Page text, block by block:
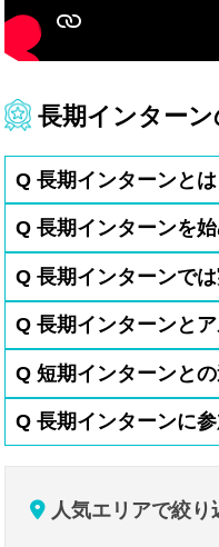
長期インター
Q 長期インターンとは
Q 長期インターンを
Q 長期インターンで
Q 長期インターンと
Q 短期インターンとの
Q 長期インターンに
人気エリアで絞り